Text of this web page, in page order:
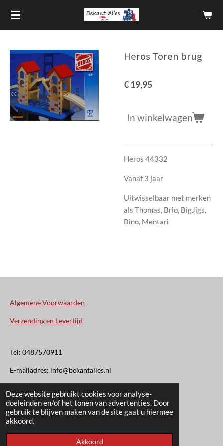
Deze website gebruikt cookies voor analyse-
doeleinden en/of het tonen van advertenties. Door
gebruik te blijven maken van de site gaat u hiermee
akkoord.
Akkoord
Ga
direct
hoofdinhoud
Heros Toren brug
€ 19,95
In winkelwagen
Heros 44332
Vanaf 3 jaar
Uitwisselbaar met merken
als Thomas, Brio, BigJigs,
Bino, Mentari
Algemene Voorwaarden
Verzending en Levertijd
Tel: 0487570911
E-mailadres: info@bekantalles.nl
Rooysestraat 4
6621AM Dreumel
© 2020 - 2026 Bekant Alles